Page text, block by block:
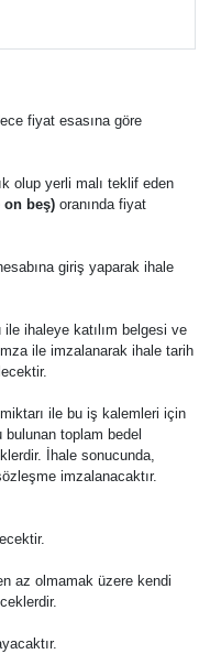
fiyat esasına göre
olup yerli malı teklif eden
on beş) oranında fiyat
giriş yaparak ihale
ihaleye katılım belgesi ve
ile imzalanarak ihale tarih
ile bu iş kalemleri için
bulunan toplam bedel
İhale sonucunda,
imzalanacaktır.
az olmamak üzere kendi